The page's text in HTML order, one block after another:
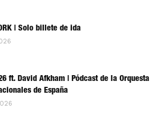
| Solo billete de ida
ft. David Afkham | Pódcast de la Orquesta
de España